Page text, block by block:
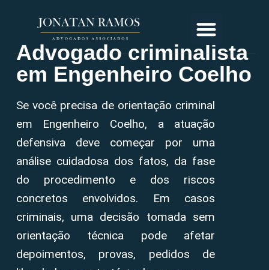
Advogado criminalista
em Engenheiro Coelho
Se você precisa de orientação criminal
em Engenheiro Coelho, a atuação
defensiva deve começar por uma
análise cuidadosa dos fatos, da fase
do procedimento e dos riscos
concretos envolvidos. Em casos
criminais, uma decisão tomada sem
orientação técnica pode afetar
depoimentos, provas, pedidos de